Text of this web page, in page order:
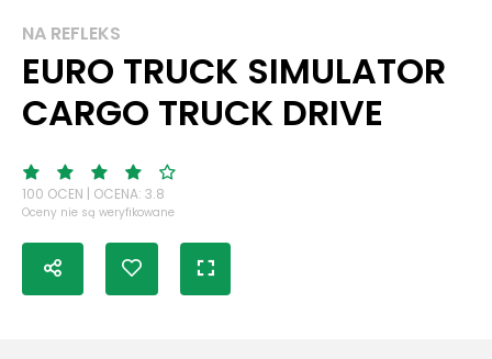
NA REFLEKS
EURO TRUCK SIMULATOR
CARGO TRUCK DRIVE
100 OCEN | OCENA: 3.8
Oceny nie są weryfikowane